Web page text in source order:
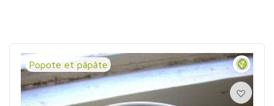
Popote et pâpâte